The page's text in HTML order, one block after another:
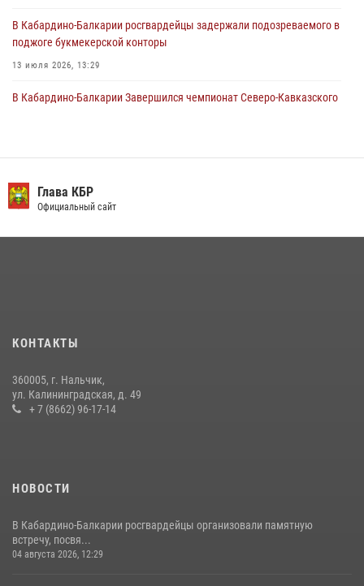
В Кабардино-Балкарии росгвардейцы задержали подозреваемого в
поджоге букмекерской конторы
13 июля 2026, 13:29
В Кабардино-Балкарии Завершился чемпионат Северо-Кавказского
округе Росгвардии
09 июля 2026, 08:36
В Кабардино-Балкарии при силовой поддержке Росгвардии изъяты
оружие и наркотические средства
Глава КБР
Официальный сайт
КОНТАКТЫ
360005, г. Нальчик,
ул. Калининградская, д. 49
+ 7 (8662) 96-17-14
НОВОСТИ
В Кабардино-Балкарии росгвардейцы организовали памятную
встречу, посвя...
04 августа 2026, 12:29